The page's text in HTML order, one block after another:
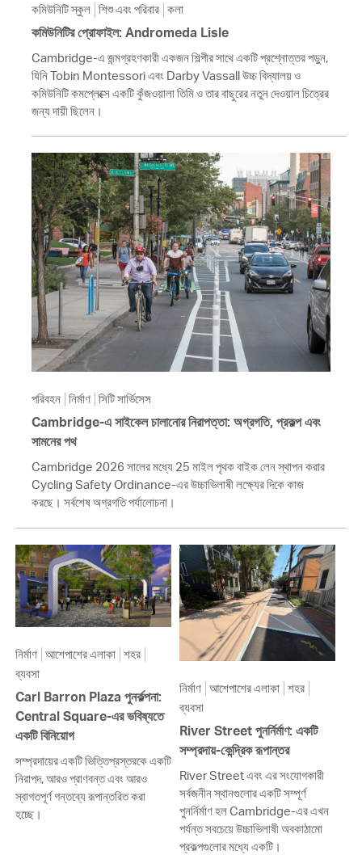
কমিউনিটি স্কুল শিশু এবং পরিবার কলা
কমিউনিটির প্রোফাইল: Andromeda Lisle
Cambridge-এ জন্মগ্রহণকারী একজন শিল্পীর সাথে একটি প্রশ্নোত্তর পড়ুন,
যিনি Tobin Montessori এবং Darby Vassall উচ্চ বিদ্যালয় ও
কমিউনিটি কমপ্লেক্সে একটি কুঁজওয়ালা তিমি ও তার বাছুরের নতুন দেওয়াল চিত্রের
জন্য দায়ী ছিলেন।
পরিবহন নির্মাণ সিটি সার্ভিসেস
Cambridge-এ সাইকেল চালানোর নিরাপত্তা: অগ্রগতি, প্রকল্প এবং
সামনের পথ
Cambridge 2026 সালের মধ্যে 25 মাইল পৃথক বাইক লেন স্থাপন করার
Cycling Safety Ordinance-এর উচ্চাভিলাষী লক্ষ্যের দিকে কাজ
করছে। সর্বশেষ অগ্রগতি পর্যালোচনা।
নির্মাণ আশেপাশের এলাকা শহর
ব্যবসা
Carl Barron Plaza পুনর্কল্পনা:
Central Square-এর ভবিষ্যতে
একটি বিনিয়োগ
সম্প্রদায়ের একটি ভিত্তিপ্রস্তরকে একটি
নিরাপদ, আরও প্রাণবন্ত এবং আরও
স্বাগতপূর্ণ গন্তব্যে রূপান্তরিত করা
হচ্ছে।
নির্মাণ আশেপাশের এলাকা শহর
ব্যবসা
River Street পুনর্নির্মাণ: একটি
সম্প্রদায়-কেন্দ্রিক রূপান্তর
River Street এবং এর সংযোগকারী
সর্বজনীন স্থানগুলোর একটি সম্পূর্ণ
পুনর্নির্মাণ হল Cambridge-এর এখন
পর্যন্ত সবচেয়ে উচ্চাভিলাষী অবকাঠামো
প্রকল্পগুলোর মধ্যে একটি।